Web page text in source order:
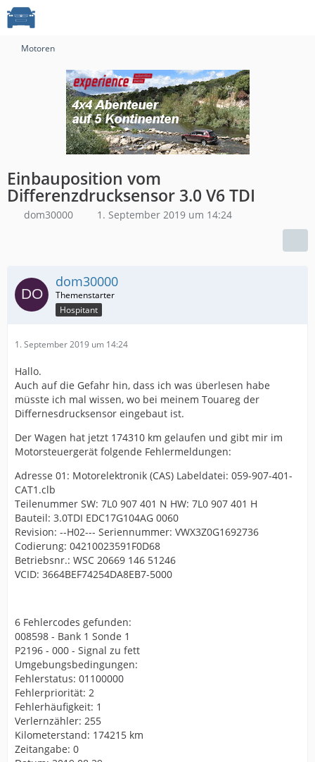
Motoren
Einbauposition vom
Differenzdrucksensor 3.0 V6 TDI
dom30000 1. September 2019 um 14:24
dom30000
Hospitant
1. September 2019 um 14:24
Hallo.
Auch auf die Gefahr hin, dass ich was überlesen habe
müsste ich mal wissen, wo bei meinem Touareg der
Differnesdrucksensor eingebaut ist.
Der Wagen hat jetzt 174310 km gelaufen und gibt mir im
Motorsteuergerät folgende Fehlermeldungen:
Adresse 01: Motorelektronik (CAS) Labeldatei: 059-907-401-
CAT1.clb
Teilenummer SW: 7L0 907 401 N HW: 7L0 907 401 H
Bauteil: 3.0TDI EDC17G104AG 0060
Revision: --H02--- Seriennummer: VWX3Z0G1692736
Codierung: 04210023591F0D68
Betriebsnr.: WSC 20669 146 51246
VCID: 3664BEF74254DA8EB7-5000
6 Fehlercodes gefunden:
008598 - Bank 1 Sonde 1
P2196 - 000 - Signal zu fett
Umgebungsbedingungen:
Fehlerstatus: 01100000
Fehlerpriorität: 2
Fehlerhäufigkeit: 1
Verlernzähler: 255
Kilometerstand: 174215 km
Zeitangabe: 0